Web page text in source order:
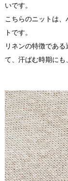
いです。
こちらのニットは
トです。
リネンの特徴であ
て、汗ばむ時期にも